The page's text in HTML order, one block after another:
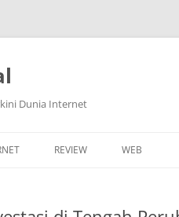
Dunia Internet
REVIEW WEB